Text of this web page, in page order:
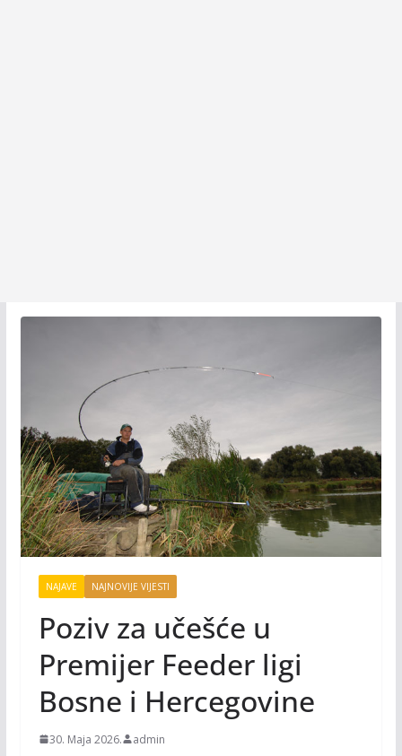
NAJAVE NAJNOVIJE VIJESTI
Poziv za učešće u
Premijer Feeder ligi
Bosne i Hercegovine
30. Maja 2026. admin